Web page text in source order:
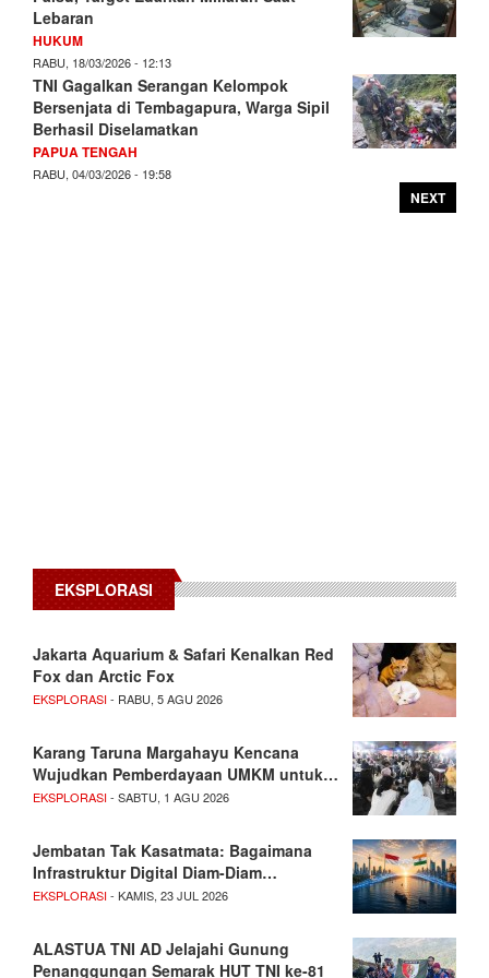
Lebaran
HUKUM
RABU, 18/03/2026 - 12:13
TNI Gagalkan Serangan Kelompok
Bersenjata di Tembagapura, Warga Sipil
Berhasil Diselamatkan
PAPUA TENGAH
RABU, 04/03/2026 - 19:58
NEXT
EKSPLORASI
Jakarta Aquarium & Safari Kenalkan Red
Fox dan Arctic Fox
EKSPLORASI- RABU, 5 AGU 2026
Karang Taruna Margahayu Kencana
Wujudkan Pemberdayaan UMKM untuk…
EKSPLORASI- SABTU, 1 AGU 2026
Jembatan Tak Kasatmata: Bagaimana
Infrastruktur Digital Diam-Diam…
EKSPLORASI- KAMIS, 23 JUL 2026
ALASTUA TNI AD Jelajahi Gunung
Penanggungan Semarak HUT TNI ke-81